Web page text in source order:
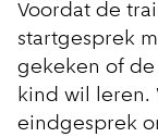
Voordat de
startgesprek
gekeken of
kind wil leren.
eindgesprek